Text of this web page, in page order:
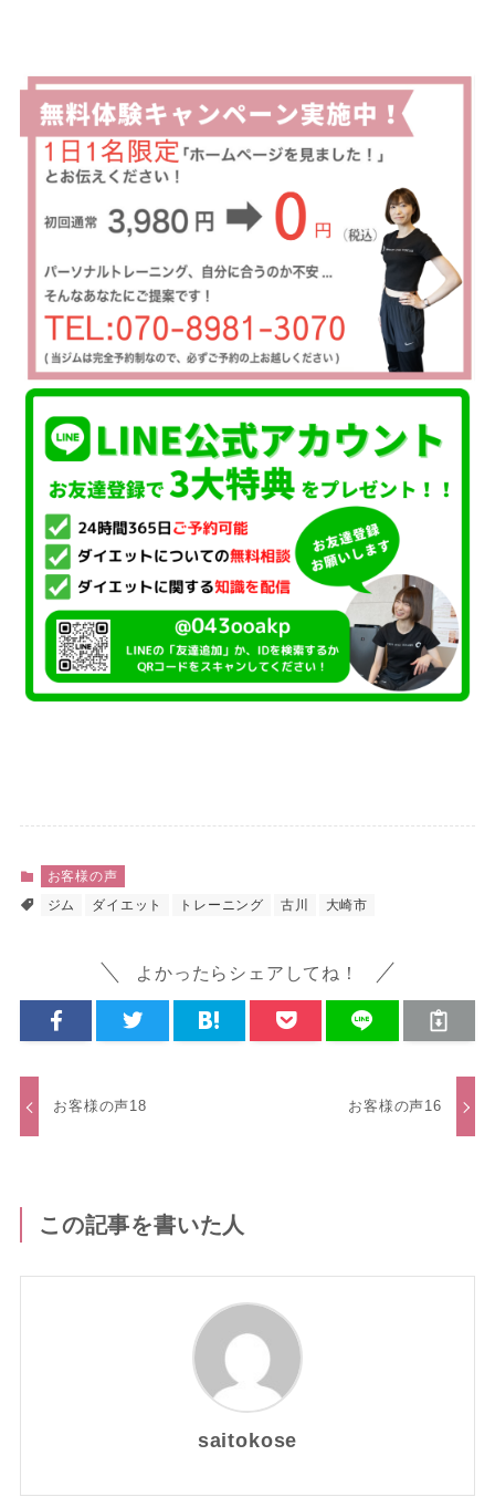
お客様の声
ジム
ダイエット トレーニング 古川 大崎市
よかったらシェアしてね！
お客様の声18 お客様の声16
この記事を書いた人
saitokose